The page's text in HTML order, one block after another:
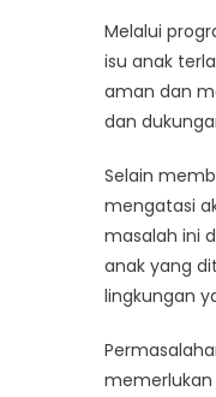
Melalui
isu anak
aman dan
dan
Selain
mengatasi
masalah ini
anak yang
lingkungan
memerlukan